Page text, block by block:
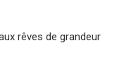
rêves de grandeur